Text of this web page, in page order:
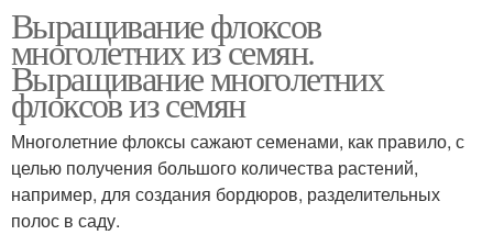
Выращивание флоксов
многолетних из семян.
Выращивание многолетних
флоксов из семян
Многолетние флоксы сажают семенами, как правило, с
целью получения большого количества растений,
например, для создания бордюров, разделительных
полос в саду.